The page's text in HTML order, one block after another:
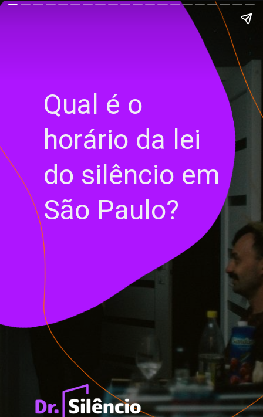
Qual é o
horário da lei
do silêncio em
São Paulo?